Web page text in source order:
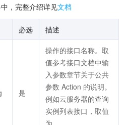
，完整介绍详见文档
必选 描述
是
操作的接口名称。取
值参考接口文档中输
入参数章节关于公共
参数 Action 的说明。
例如云服务器的查询
实例列表接口，取值
为